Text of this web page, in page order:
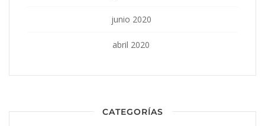
junio 2020
abril 2020
CATEGORÍAS